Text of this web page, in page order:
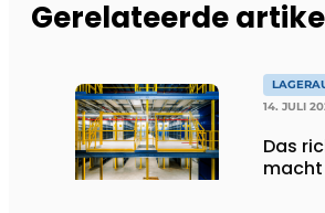
Gerelateerde
14. JULI
Das
macht